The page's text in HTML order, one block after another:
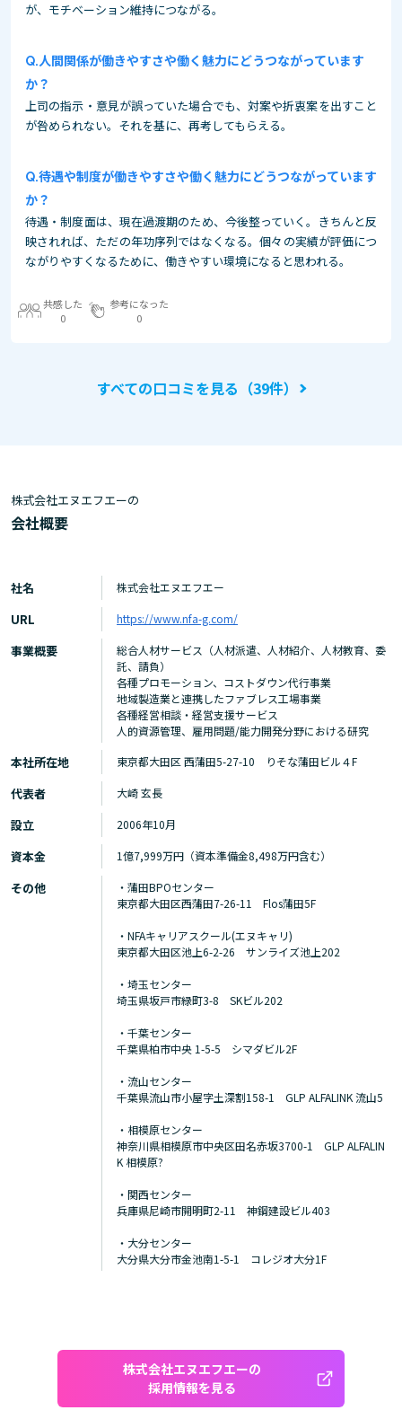
が、モチベーション維持につながる。
人間関係が働きやすさや働く魅力にどうつながっています
か？
上司の指示・意見が誤っていた場合でも、対案や折衷案を出すこと
が咎められない。それを基に、再考してもらえる。
待遇や制度が働きやすさや働く魅力にどうつながっています
か？
待遇・制度面は、現在過渡期のため、今後整っていく。きちんと反
映されれば、ただの年功序列ではなくなる。個々の実績が評価につ
ながりやすくなるために、働きやすい環境になると思われる。
共感した
0
参考になった
0
すべての口コミを見る（39件）
株式会社エヌエフエーの
会社概要
社名 株式会社エヌエフエー
URL https://www.nfa-g.com/
事業概要
総合人材サービス（人材派遣、人材紹介、人材教育、委
託、請負）
各種プロモーション、コストダウン代行事業
地域製造業と連携したファブレス工場事業
各種経営相談・経営支援サービス
人的資源管理、雇用問題/能力開発分野における研究
本社所在地 東京都大田区 西蒲田5-27-10 りそな蒲田ビル４F
代表者 大崎 玄長
設立 2006年10月
資本金 1億7,999万円（資本準備金8,498万円含む）
その他
・蒲田BPOセンター
東京都大田区西蒲田7-26-11 Flos蒲田5F
・NFAキャリアスクール(エヌキャリ)
東京都大田区池上6-2-26 サンライズ池上202
・埼玉センター
埼玉県坂戸市緑町3-8 SKビル202
・千葉センター
千葉県柏市中央 1-5-5 シマダビル2F
・流山センター
千葉県流山市小屋字土深割158-1 GLP ALFALINK 流山5
・相模原センター
神奈川県相模原市中央区田名赤坂3700-1 GLP ALFALIN
K 相模原?
・関西センター
兵庫県尼崎市開明町2-11 神鋼建設ビル403
・大分センター
大分県大分市金池南1-5-1 コレジオ大分1F
株式会社エヌエフエーの
採用情報を見る